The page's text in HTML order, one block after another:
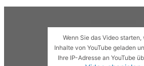
Wenn Sie das Video starten,
Inhalte von YouTube geladen
Ihre IP-Adresse an YouTube